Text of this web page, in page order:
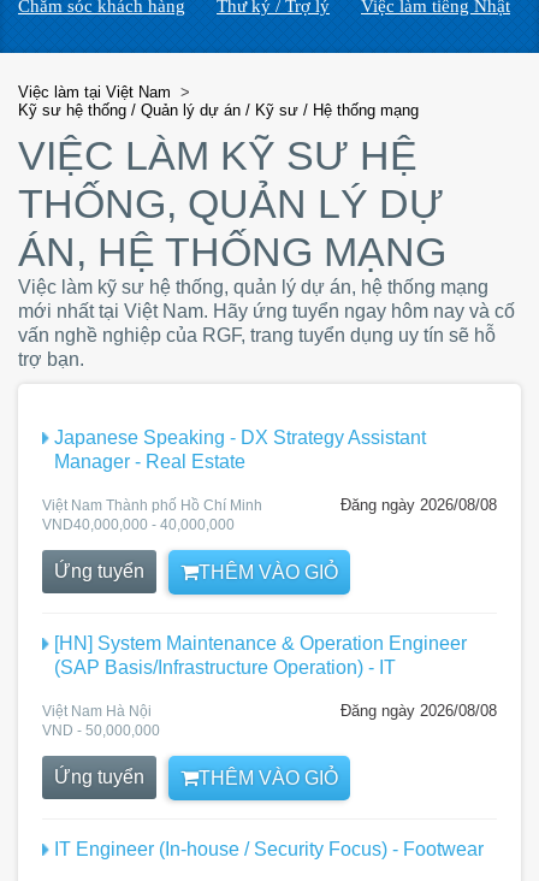
Chăm sóc khách hàng
Thư ký / Trợ lý Việc làm tiếng Nhật
Việc làm tại Việt Nam >
Kỹ sư hệ thống / Quản lý dự án / Kỹ sư / Hệ thống mạng
VIỆC LÀM KỸ SƯ HỆ
THỐNG, QUẢN LÝ DỰ
ÁN, HỆ THỐNG MẠNG
Việc làm kỹ sư hệ thống, quản lý dự án, hệ thống mạng
mới nhất tại Việt Nam. Hãy ứng tuyển ngay hôm nay và cố
vấn nghề nghiệp của RGF, trang tuyển dụng uy tín sẽ hỗ
trợ bạn.
Japanese Speaking - DX Strategy Assistant
Manager - Real Estate
Đăng ngày 2026/08/08
Việt Nam Thành phố Hồ Chí Minh
VND40,000,000 - 40,000,000
Ứng tuyển THÊM VÀO GIỎ
[HN] System Maintenance & Operation Engineer
(SAP Basis/Infrastructure Operation) - IT
Đăng ngày 2026/08/08
Việt Nam Hà Nội
VND - 50,000,000
Ứng tuyển THÊM VÀO GIỎ
IT Engineer (In-house / Security Focus) - Footwear